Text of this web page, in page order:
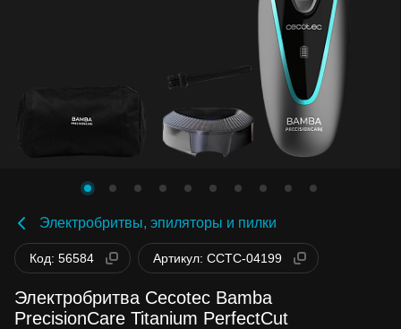
Электробритвы, эпиляторы и пилки
Код: 56584 Артикул: CCTC-04199
Электробритва Cecotec Bamba
PrecisionCare Titanium PerfectCut